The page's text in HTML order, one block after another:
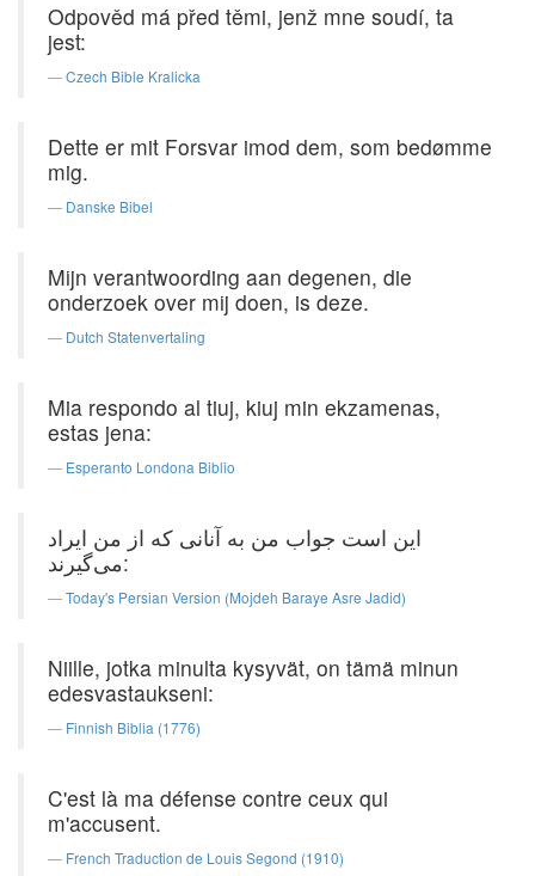
Odpověd má před těmi, jenž mne soudí, ta
jest:
Czech Bible Kralicka
Dette er mit Forsvar imod dem, som bedømme
mig.
Danske Bibel
Mijn verantwoording aan degenen, die
onderzoek over mij doen, is deze.
Dutch Statenvertaling
Mia respondo al tiuj, kiuj min ekzamenas,
estas jena:
Esperanto Londona Biblio
این است جواب من به آنانی كه از من ایراد
می‌گیرند:
Today's Persian Version (Mojdeh Baraye Asre Jadid)
Niille, jotka minulta kysyvät, on tämä minun
edesvastaukseni:
Finnish Biblia (1776)
C'est là ma défense contre ceux qui
m'accusent.
French Traduction de Louis Segond (1910)